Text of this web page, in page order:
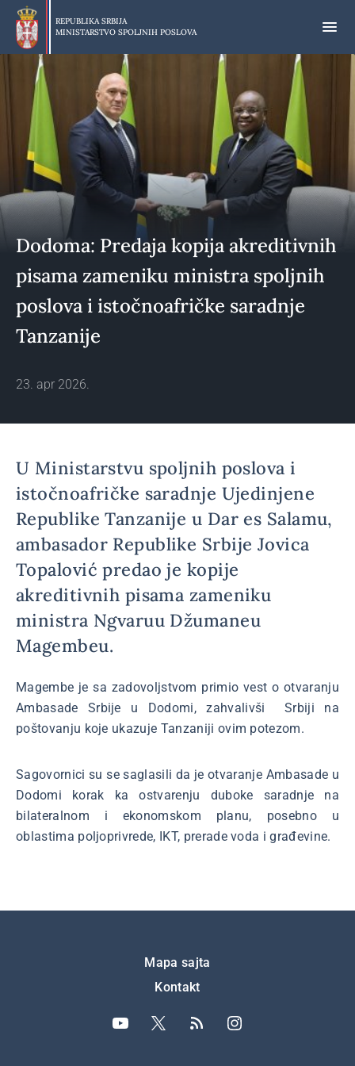
Preskoči
glavni
deo
sadržaja
REPUBLIKA SRBIJA
MINISTARSTVO SPOLJNIH POSLOVA
Dodoma: Predaja kopija akreditivnih
pisama zameniku ministra spoljnih
poslova i istočnoafričke saradnje
Tanzanije
23. apr 2026.
U Ministarstvu spoljnih poslova i
istočnoafričke saradnje Ujedinjene
Republike Tanzanije u Dar es Salamu,
ambasador Republike Srbije Jovica
Topalović predao je kopije
akreditivnih pisama zameniku
ministra Ngvaruu Džumaneu
Magembeu.
Magembe je sa zadovoljstvom primio vest o otvaranju
Ambasade Srbije u Dodomi, zahvalivši Srbiji na
poštovanju koje ukazuje Tanzaniji ovim potezom.
Sagovornici su se saglasili da je otvaranje Ambasade u
Dodomi korak ka ostvarenju duboke saradnje na
bilateralnom i ekonomskom planu, posebno u
oblastima poljoprivrede, IKT, prerade voda i građevine.
Mapa sajta
Kontakt